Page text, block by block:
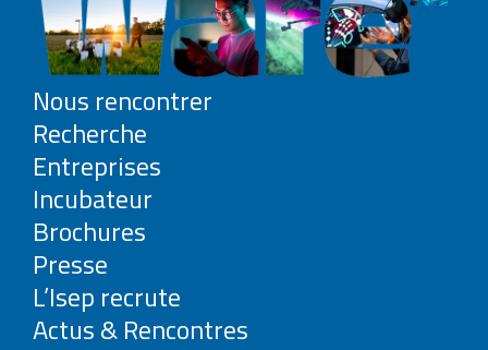
Nous rencontrer
Recherche
Entreprises
Incubateur
Brochures
Presse
L’Isep recrute
Actus & Rencontres